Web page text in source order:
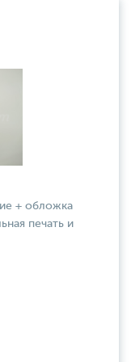
+ обложка
печать и